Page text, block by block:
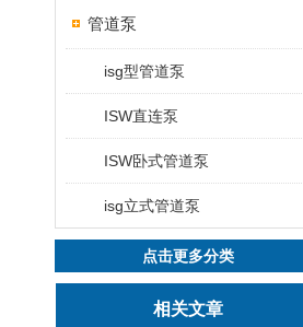
管道泵
isg型管道泵
ISW直连泵
ISW卧式管道泵
isg立式管道泵
点击更多分类
相关文章